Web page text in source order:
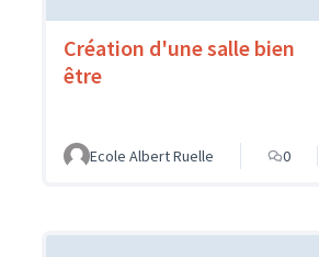
Création d'une salle bien
être
Ecole Albert Ruelle 0